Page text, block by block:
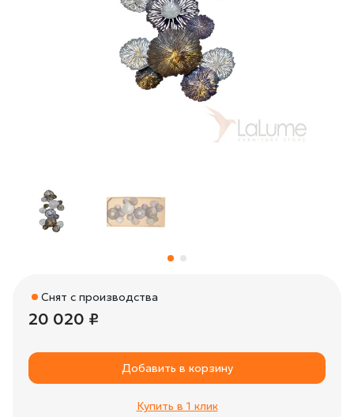
Снят с производства
20 020 ₽
Добавить в корзину
Купить в 1 клик